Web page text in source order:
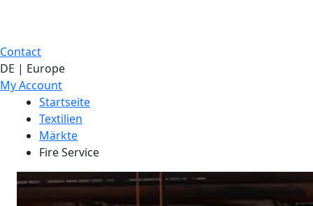
Contact
DE | Europe
My Account
Startseite
Textilien
Märkte
Fire Service